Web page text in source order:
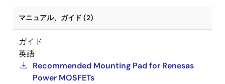
マニュアル、ガイド (2)
ガイド
英語
Recommended Mounting Pad for Renesas
Power MOSFETs